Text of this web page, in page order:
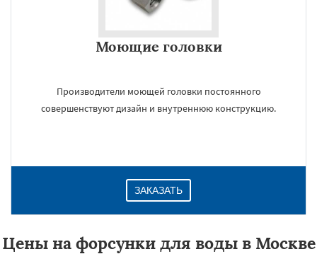
Моющие головки
Производители моющей головки постоянного
совершенствуют дизайн и внутреннюю конструкцию.
ЗАКАЗАТЬ
Цены на форсунки для воды в Москве